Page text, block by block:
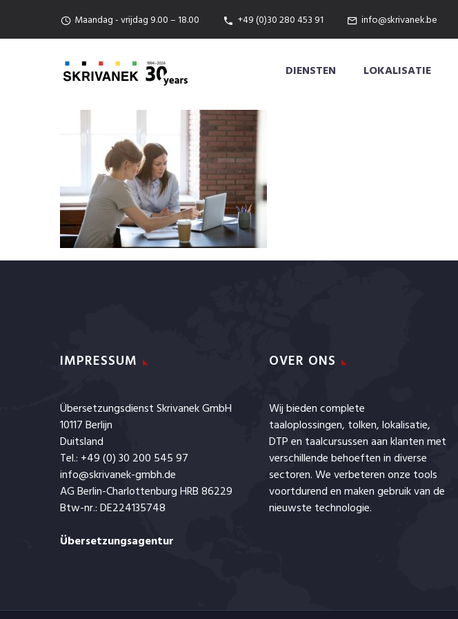
Maandag - vrijdag 9.00 – 18.00 +49 (0)30 280 453 91 info@skrivanek.be
DIENSTEN LOKALISATIE
IMPRESSUM
Übersetzungsdienst Skrivanek GmbH
10117 Berlijn
Duitsland
Tel.: +49 (0) 30 200 545 97
info@skrivanek-gmbh.de
AG Berlin-Charlottenburg HRB 86229
Btw-nr.: DE224135748
Übersetzungsagentur
OVER ONS
Wij bieden complete
taaloplossingen, tolken,lokalisatie,
DTP en taalcursussen aan klanten met
verschillende behoeften in diverse
sectoren. We verbeteren onze tools
voortdurend en maken gebruik van de
nieuwste technologie.